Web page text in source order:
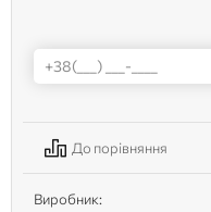
До порівняння
Виробник: